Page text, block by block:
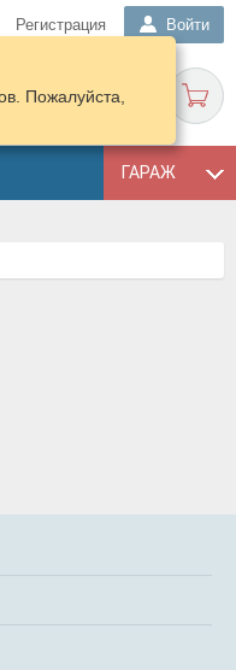
Регистрация Войти
ГАРАЖ
Пожалуйста,